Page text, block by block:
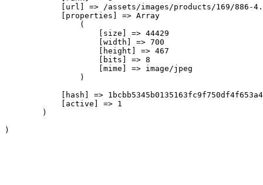
[url] => /assets/images/products/169/886-
            [properties] => Array
                (
                    [size] => 44429
                    [width] => 700
                    [height] => 467
                    [bits] => 8
                    [mime] => image/jpeg
                )
[hash] =>
            [active] => 1
        )